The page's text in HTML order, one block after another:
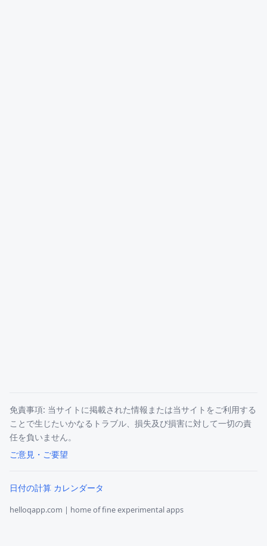
免責事項: 当サイトに掲載された情報または当サイトをご利用する
ことで生じたいかなるトラブル、損失及び損害に対して一切の責
任を負いません。
ご意見・ご要望
日付の計算 カレンダータ
helloqapp.com | home of fine experimental apps